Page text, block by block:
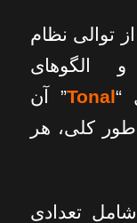
توالی نظام
و الگوهای
“
Tonal” آن
کلی، هر
تعدادی